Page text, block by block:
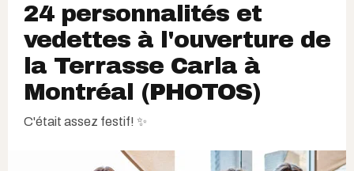
24 personnalités et
vedettes à l'ouverture de
la Terrasse Carla à
Montréal (PHOTOS)
C'était assez festif! ✨